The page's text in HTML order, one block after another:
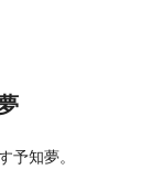
予知夢。